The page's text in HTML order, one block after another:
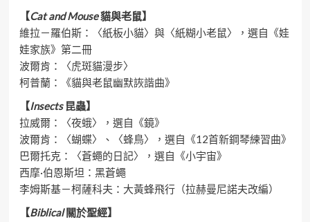
【Cat and Mouse貓與老鼠】
維拉－羅伯斯：〈紙板小貓〉與〈紙糊小老鼠〉，選自《娃
娃家族》第二冊
波爾肯：〈虎斑貓漫步〉
柯普蘭：《貓與老鼠幽默詼諧曲》
【Insects 昆蟲】
拉威爾：〈夜蛾〉，選自《鏡》
波爾肯：〈蝴蝶〉、〈蜂鳥〉，選自《12首新鋼琴練習曲》
巴爾托克：〈蒼蠅的日記〉，選自《小宇宙》
西摩·伯恩斯坦：黑蒼蠅
李姆斯基－柯薩科夫：大黃蜂飛行（拉赫曼尼諾夫改編）
【Biblical 關於聖經】